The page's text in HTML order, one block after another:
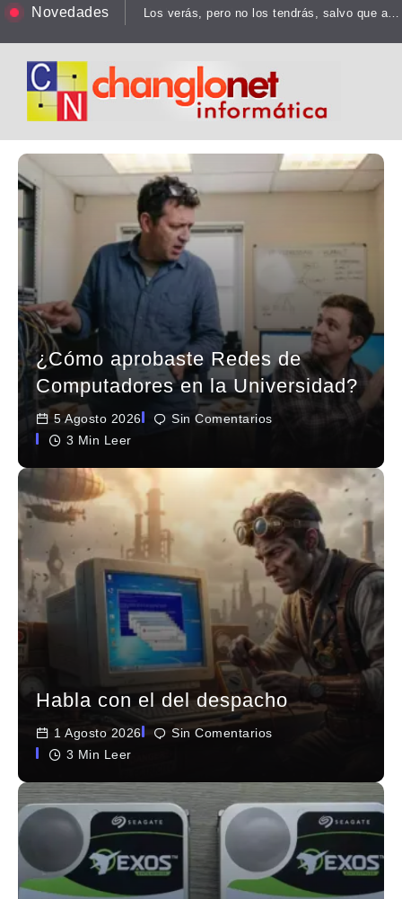
Novedades
¿Cómo aprobaste Redes de
Computadores en la Universidad?
5 Agosto 2026
Sin Comentarios
3 Min Leer
Habla con el del despacho
1 Agosto 2026
Sin Comentarios
3 Min Leer